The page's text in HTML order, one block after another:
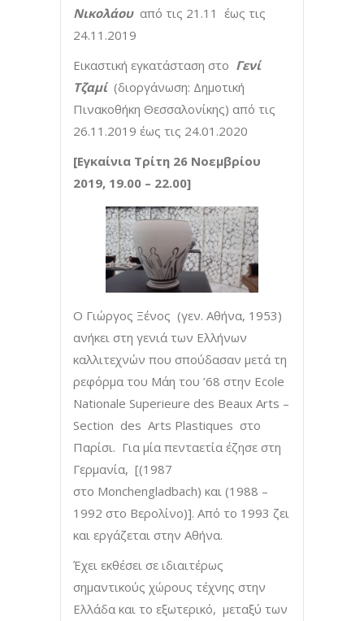
Νικολάουαπό τις 21.11 έως τις
24.11.2019
Εικαστική εγκατάσταση στο Γενί
Τζαμί (διοργάνωση: Δημοτική
Πινακοθήκη Θεσσαλονίκης) από τις
26.11.2019 έως τις 24.01.2020
[Εγκαίνια Τρίτη 26 Νοεμβρίου
2019, 19.00 – 22.00]
Ο Γιώργος Ξένος (γεν. Αθήνα, 1953)
ανήκει στη γενιά των Ελλήνων
καλλιτεχνών που σπούδασαν μετά τη
ρεφόρμα του Μάη του ’68 στην Ecole
Nationale Superieure des Beaux Arts –
Section des Arts Plastiques στο
Παρίσι. Για μία πενταετία έζησε στη
Γερμανία, [(1987
στο Monchengladbach) και (1988 –
1992 στο Βερολίνο)]. Από το 1993 ζει
και εργάζεται στην Αθήνα.
Έχει εκθέσει σε ιδιαιτέρως
σημαντικούς χώρους τέχνης στην
Ελλάδα και το εξωτερικό, μεταξύ των